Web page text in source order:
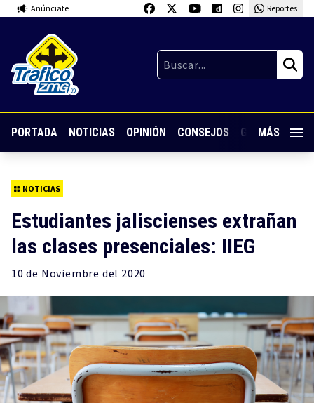
Anúnciate Reportes
PORTADA NOTICIAS OPINIÓN CONSEJOS GUARDIA
MÁS
NOTICIAS
Estudiantes jaliscienses extrañan
las clases presenciales: IIEG
10 de Noviembre del 2020